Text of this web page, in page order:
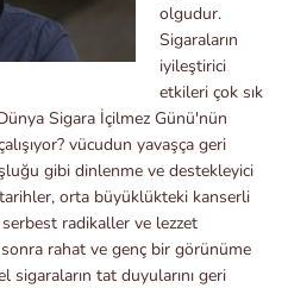
olgudur.
Sigaraların
iyileştirici
etkileri çok sık
Sigara İçilmez Günü'nün
vücudun yavaşça geri
gibi dinlenme ve destekleyici
tarihler, orta büyüklükteki kanserli
radikaller ve lezzet
rahat ve genç bir görünüme
sigaraların tat duyularını geri